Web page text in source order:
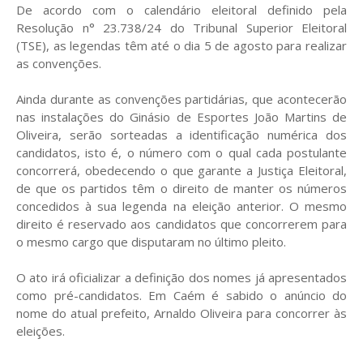
De acordo com o calendário eleitoral definido pela
Resolução n° 23.738/24 do Tribunal Superior Eleitoral
(TSE), as legendas têm até o dia 5 de agosto para realizar
as convenções.
Ainda durante as convenções partidárias, que acontecerão
nas instalações do Ginásio de Esportes João Martins de
Oliveira, serão sorteadas a identificação numérica dos
candidatos, isto é, o número com o qual cada postulante
concorrerá, obedecendo o que garante a Justiça Eleitoral,
de que os partidos têm o direito de manter os números
concedidos à sua legenda na eleição anterior. O mesmo
direito é reservado aos candidatos que concorrerem para
o mesmo cargo que disputaram no último pleito.
O ato irá oficializar a definição dos nomes já apresentados
como pré-candidatos. Em Caém é sabido o anúncio do
nome do atual prefeito, Arnaldo Oliveira para concorrer às
eleições.